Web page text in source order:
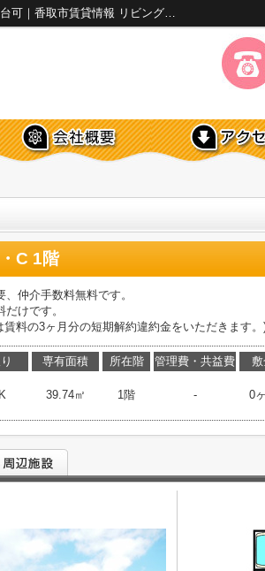
リーフガーデン・C113｜ネット使用料不要 洗面台 バルコニー 駐車2台可｜香取市賃貸情報 リビング&ルーム
C 1階
仲介手数料無料です。
けです。
料の3ヶ月分の短期解約違約金をいただきます。
専有面積
39.74㎡
所在階
1階
管理費・共益費
- 0